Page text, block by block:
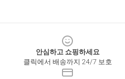
안심하고 쇼핑하세요
클릭에서 배송까지 24/7 보호